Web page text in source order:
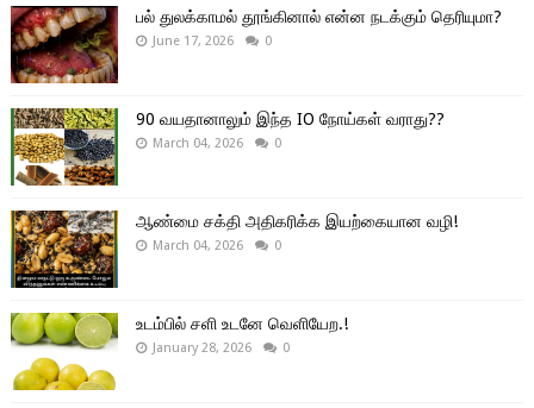
பல் துலக்காமல் தூங்கினால் என்ன நடக்கும் தெரியுமா?
June 17, 2026 0
90 வயதானாலும் இந்த IO நோய்கள் வராது??
March 04, 2026 0
ஆண்மை சக்தி அதிகரிக்க இயற்கையான வழி!
March 04, 2026 0
உடம்பில் சளி உடனே வெளியேற.!
January 28, 2026 0